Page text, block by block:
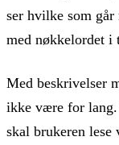
ser hvilke som
med nøkkelordet i
Med beskrivelser
ikke være for lang.
skal brukeren lese